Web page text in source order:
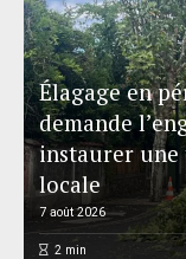
Élagage en
demande
instaurer une
locale
7 août 2026
2min